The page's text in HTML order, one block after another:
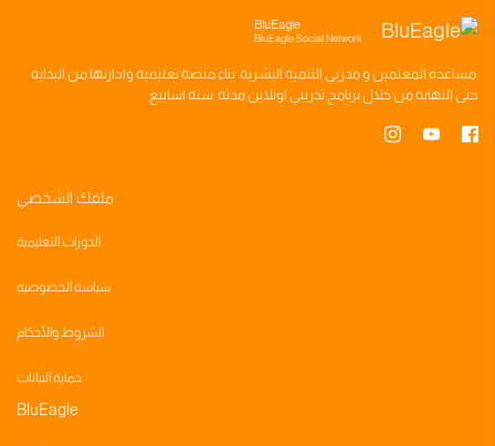
BluEagle
BluEagle Social Network
مساعده المعلمين ومدربي التنميه البشريه بناءمنصه تعليميه وادارتها من البدايه
حتى النهايه من خلال برنامج تدريبي اونلاين مدته سته اسابيع
ملفك الشخصي
الدورات التعليمية
سياسة الخصوصية
الشروط والأحكام
حماية البيانات
BluEagle